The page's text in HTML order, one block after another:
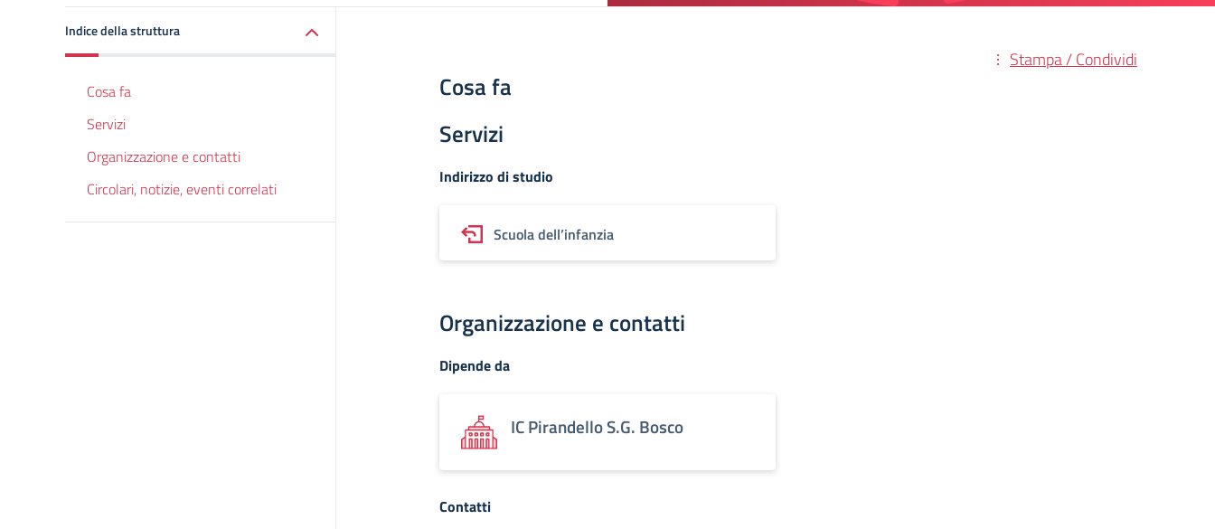
Indice della struttura
Cosa fa
Servizi
Organizzazione e contatti
Circolari, notizie, eventi correlati
Stampa / Condividi
Cosa fa
Servizi
Indirizzo di studio
Scuola dell’infanzia
Organizzazione e contatti
Dipende da
IC Pirandello S.G. Bosco
Contatti